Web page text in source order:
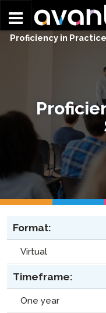
Proficiency in
Format:
Virtual
Timeframe:
One year